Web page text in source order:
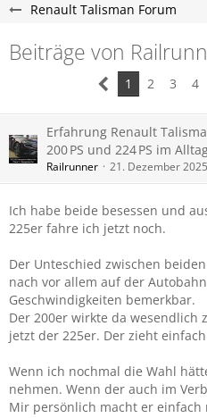
Renault Talisman Forum
Beiträge von
1 2 3 4
Erfahrung Renault
200 PS und 224 PS im
Railrunner 21. Dezember 2025
Ich habe beide besessen und
225er fahre ich jetzt noch.
Der Unteschied zwischen
nach vor allem auf der
Geschwindigkeiten bemerkbar.
Der 200er wirkte da wesendlich
jetzt der 225er. Der zieht
Wenn ich nochmal die Wahl
nehmen. Wenn der auch im
Mir persönlich macht er